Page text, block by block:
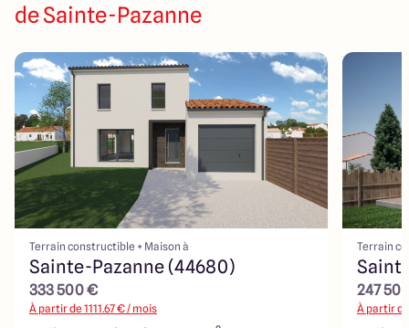
de Sainte-Pazanne
Terrain constructible + Maison à
Sainte-Pazanne (44680)
333 500 €
À partir de1111.67€ / mois
Terrain
247
À partir